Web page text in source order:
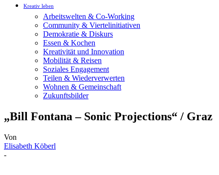
Kreativ leben
Arbeitswelten & Co-Working
Community & Viertelinitiativen
Demokratie & Diskurs
Essen & Kochen
Kreativität und Innovation
Mobilität & Reisen
Soziales Engagement
Teilen & Wiederverwerten
Wohnen & Gemeinschaft
Zukunftsbilder
„Bill Fontana – Sonic Projections“ / Graz
Von
Elisabeth Köberl
-